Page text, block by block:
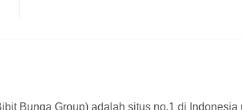
Bunga Group) adalah situs no.1 di